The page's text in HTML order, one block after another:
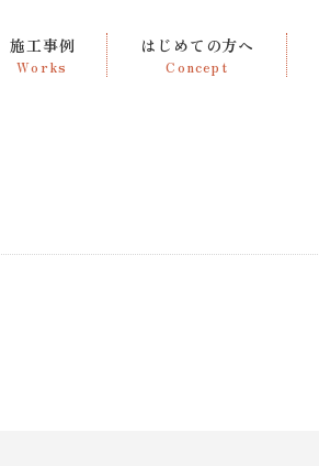
施工事例
Works
はじめての方へ
Concept